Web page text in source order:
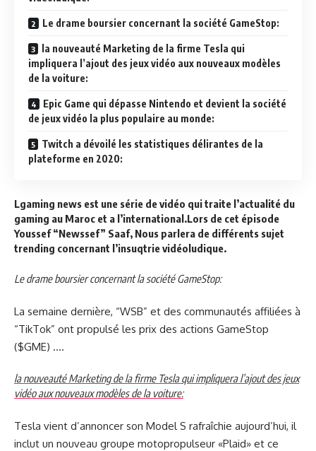
Le drame boursier concernant la société GameStop:
la nouveauté Marketing de la firme Tesla qui
impliquera l’ajout des jeux vidéo aux nouveaux modèles
de la voiture:
Epic Game qui dépasse Nintendo et devient la société
de jeux vidéo la plus populaire au monde:
Twitch a dévoilé les statistiques délirantes de la
plateforme en 2020:
Lgaming news est une série de vidéo qui traite l’actualité du
gaming au Maroc et a l’international.Lors de cet épisode
Youssef “Newssef” Saaf, Nous parlera de différents sujet
trending concernant l’insuqtrie vidéoludique.
Le drame boursier concernant la société GameStop:
La semaine dernière, “WSB” et des communautés affiliées à
“TikTok” ont propulsé les prix des actions GameStop
($GME) ….
la nouveauté Marketing de la firme Tesla qui impliquera l’ajout des jeux
vidéo aux nouveaux modèles de la voiture:
Tesla vient d’annoncer son Model S rafraîchie aujourd’hui, il
inclut un nouveau groupe motopropulseur «Plaid» et ce